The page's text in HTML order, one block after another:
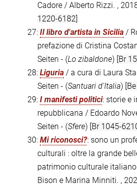
Cadore / Alberto Rizzi. ,
1220-6182]
27: Il libro d'artista in Sicilia /
prefazione di Cristina
Seiten - (Lo zibaldone) [Br
28: Liguria / a cura di Laura
Seiten - (Santuari d'Italia)
29: I manifesti politici: storie e
repubblicana / Edoardo
Seiten - (Sfere) [Br 1045-
30: Mi riconosci?: sono un
culturali : oltre la grande
patrimonio culturale
Bison e Marina Minniti. ,